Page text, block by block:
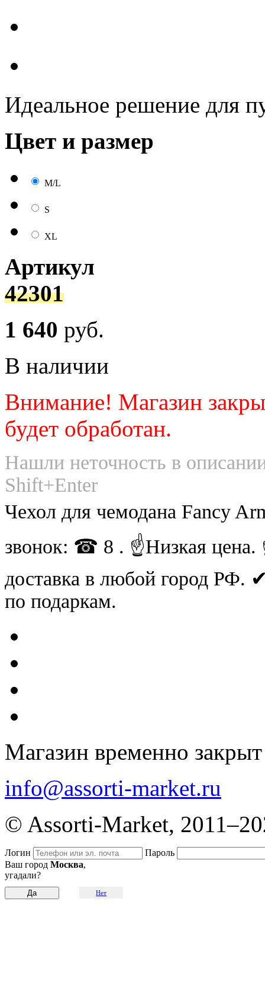
Идеальное решение для
Цвет и размер
M/L
S
XL
Артикул
42301
1 640 руб.
В наличии
Внимание! Магазин
будет обработан.
Нашли неточность в
Shift+Enter
Чехол для чемодана Fancy
звонок: ☎ 8 . ☝Низкая
доставка в любой город
по подаркам.
Магазин временно закрыт
info@assorti-market.ru
© Assorti-Market,
Логин
Пароль
Ваш город Москва,
угадали?
Нет